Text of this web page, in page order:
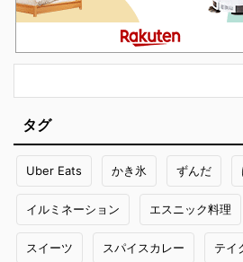
タグ
Uber Eats かき氷 ずんだ
イルミネーション エスニック料理
スイーツ スパイスカレー テイ